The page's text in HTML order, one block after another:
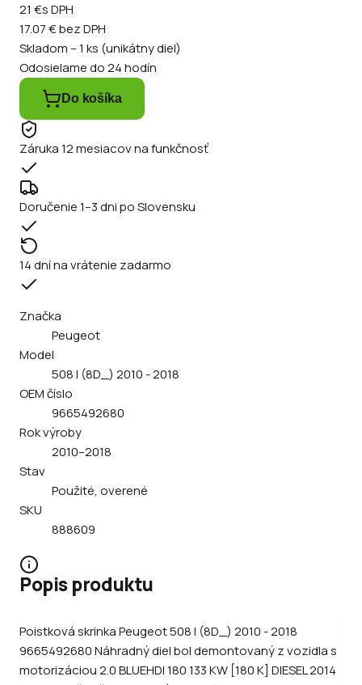
21 €s DPH
17.07 €bez DPH
Skladom – 1 ks (unikátny diel)
Odosielame do 24 hodín
Do košíka
Záruka 12 mesiacov na funkčnosť
Doručenie 1–3 dni po Slovensku
14 dní na vrátenie zadarmo
Značka
Peugeot
Model
508 I (8D_) 2010 - 2018
OEM číslo
9665492680
Rok výroby
2010–2018
Stav
Použité, overené
SKU
888609
Popis produktu
Poistková skrinka Peugeot 508 I (8D_) 2010 - 2018
9665492680 Náhradný diel bol demontovaný z vozidla s
motorizáciou 2.0 BLUEHDI 180 133 KW [180 K] DIESEL 2014